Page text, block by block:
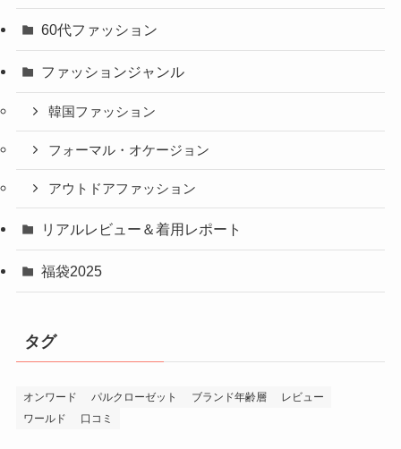
60代ファッション
ファッションジャンル
韓国ファッション
フォーマル・オケージョン
アウトドアファッション
リアルレビュー＆着用レポート
福袋2025
タグ
オンワード パルクローゼット ブランド年齢層
レビュー
ワールド
口コミ